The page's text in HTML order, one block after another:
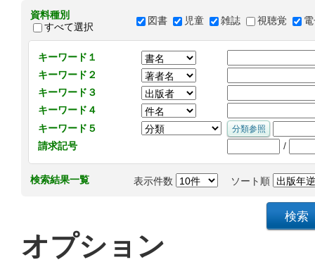
資料種別
すべて選択
図書 児童 雑誌 視聴覚
キーワード１
キーワード２
キーワード３
キーワード４
キーワード５
請求記号
/
検索結果一覧 表示件数 ソート順
オプション